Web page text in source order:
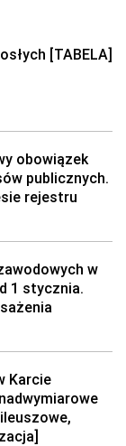
[TABELA]
obowiązek
publicznych.
rejestru
w
1 stycznia.
Karcie